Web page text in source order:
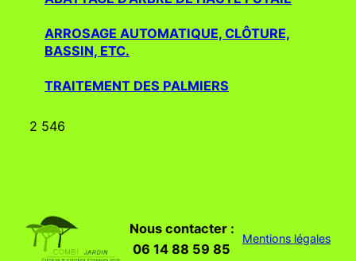
ARROSAGE AUTOMATIQUE, CLÔTURE,
BASSIN, ETC.
TRAITEMENT DES PALMIERS
2 546
Nous contacter :
06 14 88 59 85
Mentions légales